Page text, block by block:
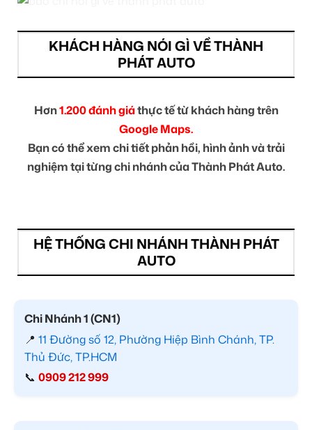
KHÁCH HÀNG NÓI GÌ VỀ THÀNH
PHÁT AUTO
Hơn1.200 đánh giáthực tế từ khách hàng trên
Google Maps.
Bạn có thể xem chi tiết phản hồi, hình ảnh và trải
nghiệm tại từng chi nhánh của Thành Phát Auto.
HỆ THỐNG CHI NHÁNH THÀNH PHÁT
AUTO
Chi Nhánh 1 (CN1)
📍 11 Đường số 12, Phường Hiệp Bình Chánh, TP.
Thủ Đức, TP.HCM
📞 0909 212 999